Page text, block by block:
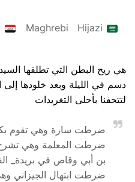
Maghrebi
Hijazi
هي ريح البطن التي تطلقها
دسم في الليلة وبعد خلودها إلى
لتتحفنا بأحلى التغريدات
ضرطت سارة وهي تقوم
ضرطت المعلمة وهي تشرح
بن أبي وقاص في بريدة_
ضرطت ابتهال الجيزاني